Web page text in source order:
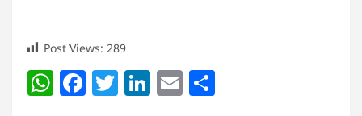
Post Views: 289
W F T Li E